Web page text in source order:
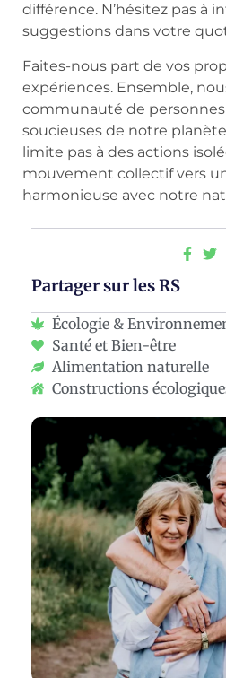
différence. N’hésitez pas à
suggestions dans votre
Faites-nous part de vos
expériences. Ensemble,
communauté de
soucieuses de notre
limite pas à des actions
mouvement collectif vers
harmonieuse avec notre
Partager sur les RS
Écologie &
Santé et Bien-être
Alimentation naturelle
Constructions